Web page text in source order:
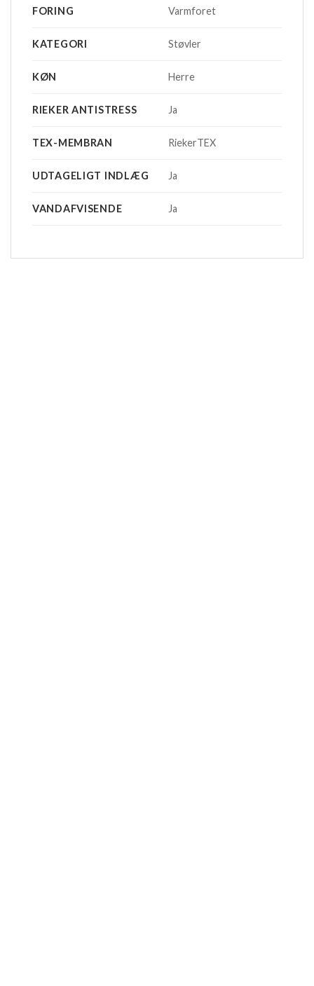
FORING Varmforet
KATEGORI Støvler
KØN Herre
RIEKER ANTISTRESS Ja
TEX-MEMBRAN RiekerTEX
UDTAGELIGT INDLÆG Ja
VANDAFVISENDE Ja